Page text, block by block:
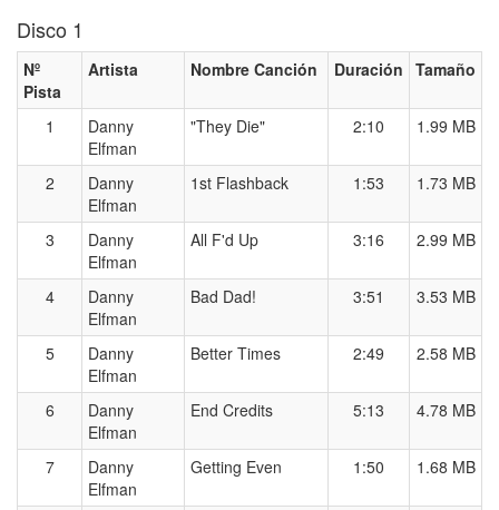
Disco 1
Nº
Pista
Artista Nombre Canción Duración Tamaño
1
Danny
Elfman
"They Die" 2:10 1.99 MB
2
Danny
Elfman
1st Flashback 1:53 1.73 MB
3
Danny
Elfman
All F'd Up 3:16 2.99 MB
4
Danny
Elfman
Bad Dad! 3:51 3.53 MB
5
Danny
Elfman
Better Times 2:49 2.58 MB
6
Danny
Elfman
End Credits 5:13 4.78 MB
7
Danny
Elfman
Getting Even 1:50 1.68 MB